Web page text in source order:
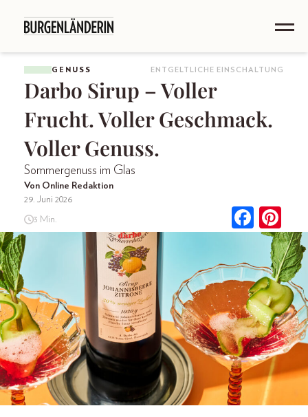
GENUSS ENTGELTLICHE EINSCHALTUNG
Darbo Sirup – Voller
Frucht. Voller Geschmack.
Voller Genuss.
Sommergenuss im Glas
Von Online Redaktion
29. Juni 2026
3 Min.